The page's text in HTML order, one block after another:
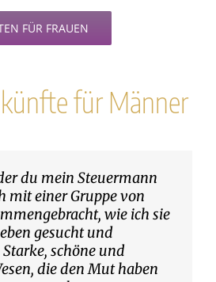
FÜR FRAUEN
für Männer
du mein Steuermann
mit einer Gruppe von
wie ich sie
gesucht und
schöne und
die den Mut haben